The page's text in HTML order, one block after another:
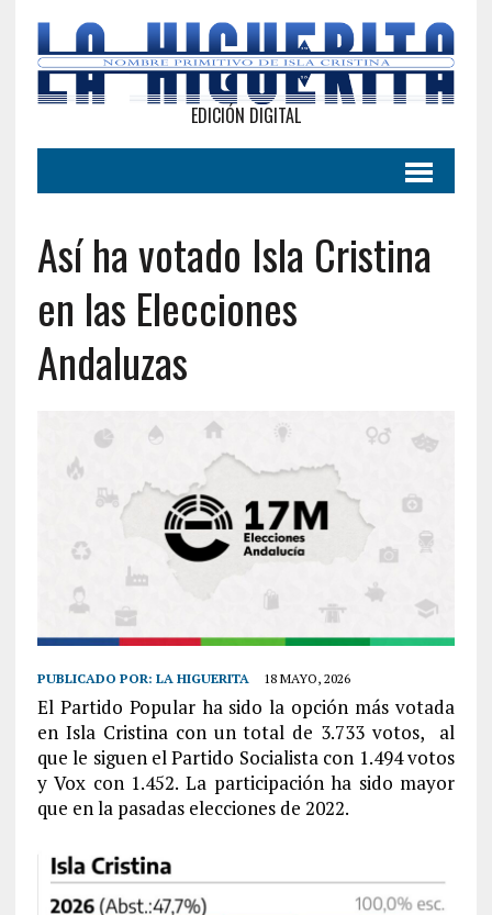
EDICIÓN DIGITAL
Así ha votado Isla Cristina
en las Elecciones
Andaluzas
PUBLICADO POR: LA HIGUERITA 18 MAYO, 2026
El Partido Popular ha sido la opción más votada
en Isla Cristina con un total de 3.733 votos, al
que le siguen el Partido Socialista con 1.494 votos
y Vox con 1.452. La participación ha sido mayor
que en la pasadas elecciones de 2022.